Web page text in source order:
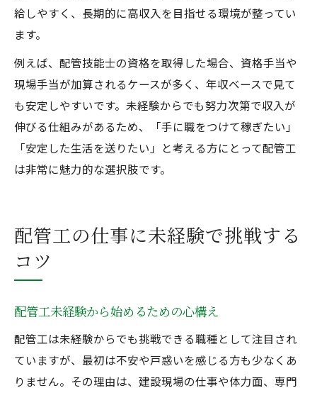
給しやすく、長期的に高収入を目指せる環境が整ってい
ます。
例えば、配管技能士の資格を取得した場合、資格手当や
現場手当が加算されるケースが多く、年収ベースで見て
も安定しやすいです。未経験からでも努力次第で収入が
伸びる仕組みがあるため、「手に職をつけて稼ぎたい」
「安定した生活を送りたい」と考える方にとって配管工
は非常に魅力的な選択肢です。
配管工の仕事に未経験で挑戦する
コツ
配管工未経験から始めるための心構え
配管工は未経験からでも挑戦できる職種として注目され
ていますが、最初は不安や戸惑いを感じる方も少なくあ
りません。その理由は、建設現場の仕事や体力面、専門